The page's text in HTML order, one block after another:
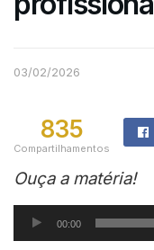
03/02/2026
835
Compartilhamentos
Ouça a matéria!
Tocador
de
00:00